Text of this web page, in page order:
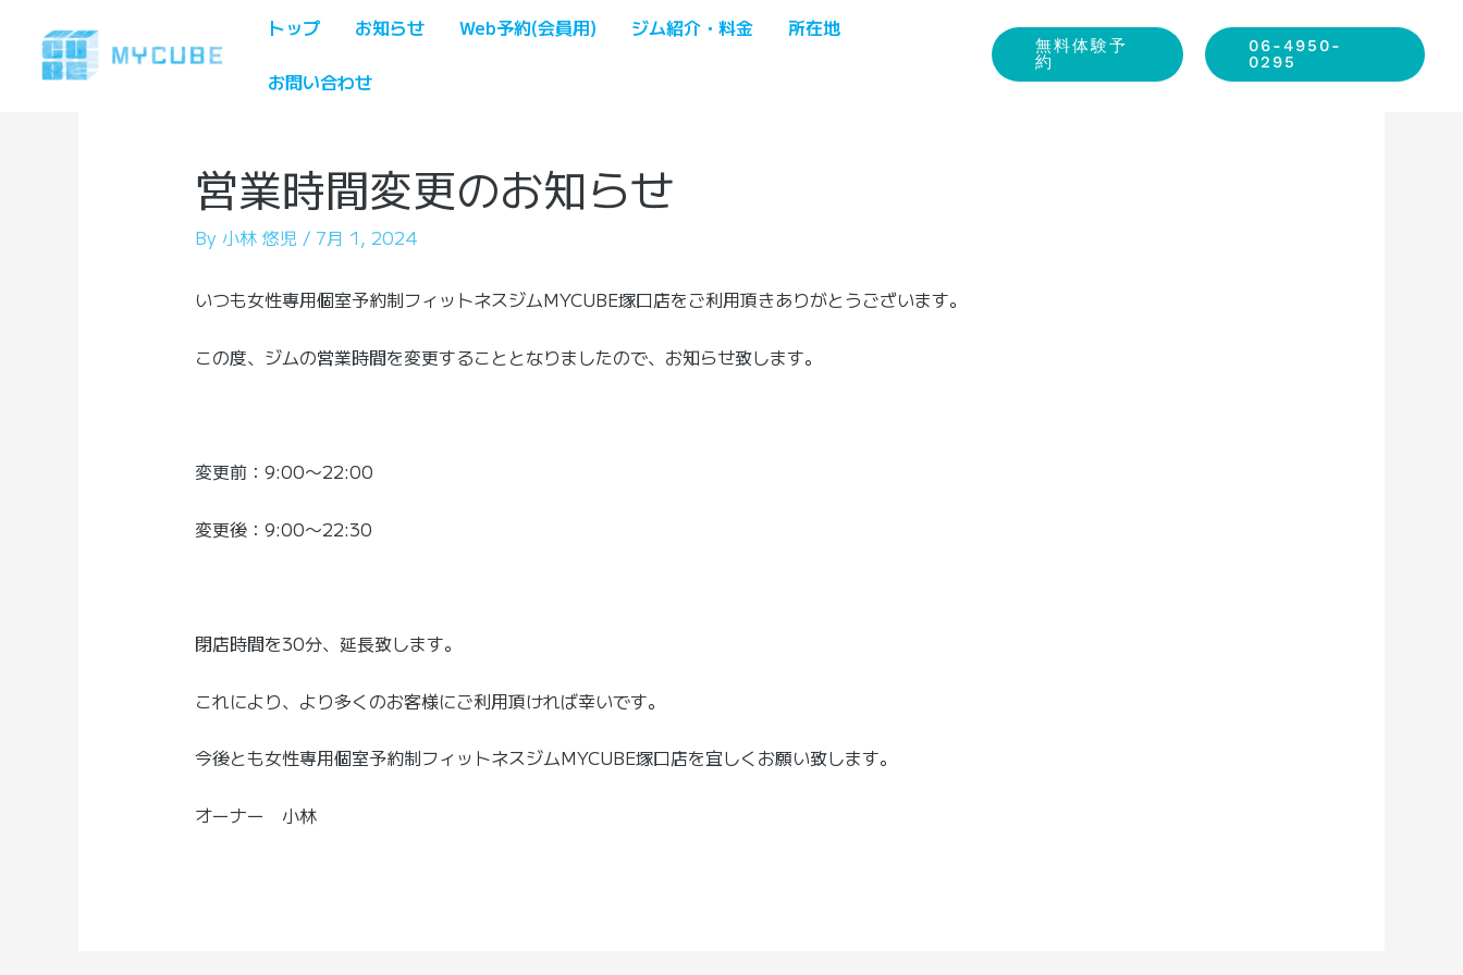
トップ お知らせ Web予約(会員用) ジム紹介・料金 所在地
お問い合わせ
無料体験予
約
06-4950-
0295
営業時間変更のお知らせ
By 小林 悠児 / 7月 1, 2024
いつも女性専用個室予約制フィットネスジムMYCUBE塚口店をご利用頂きありがとうございます。
この度、ジムの営業時間を変更することとなりましたので、お知らせ致します。
変更前：9:00〜22:00
変更後：9:00〜22:30
閉店時間を30分、延長致します。
これにより、より多くのお客様にご利用頂ければ幸いです。
今後とも女性専用個室予約制フィットネスジムMYCUBE塚口店を宜しくお願い致します。
オーナー 小林